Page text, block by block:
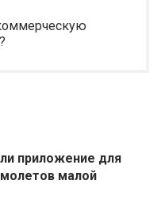
приложение для
малой